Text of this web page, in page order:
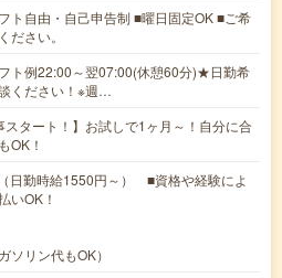
ト自由・自己申告制 ■曜日固定OK ■ご希
ださい。
ト例22:00～翌07:00(休憩60分)★日勤希
ください！※週…
スタート！】お試しで1ヶ月～！自分に合
OK！
日勤時給1550円～） ■資格や経験によ
いOK！
ソリン代もOK）